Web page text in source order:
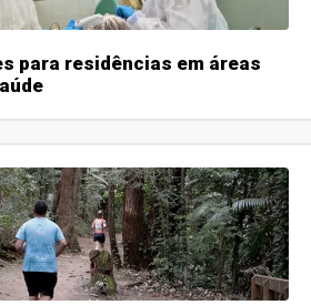
para residências em áreas